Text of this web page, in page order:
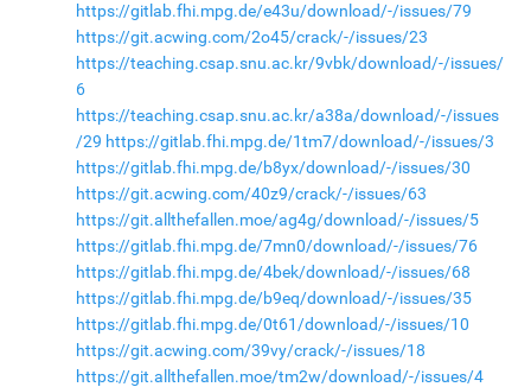
https://gitlab.fhi.mpg.de/e43u/download/-/issues/79
https://git.acwing.com/2o45/crack/-/issues/23
https://teaching.csap.snu.ac.kr/9vbk/download/-/issues/
6
https://teaching.csap.snu.ac.kr/a38a/download/-/issues
/29 https://gitlab.fhi.mpg.de/1tm7/download/-/issues/3
https://gitlab.fhi.mpg.de/b8yx/download/-/issues/30
https://git.acwing.com/40z9/crack/-/issues/63
https://git.allthefallen.moe/ag4g/download/-/issues/5
https://gitlab.fhi.mpg.de/7mn0/download/-/issues/76
https://gitlab.fhi.mpg.de/4bek/download/-/issues/68
https://gitlab.fhi.mpg.de/b9eq/download/-/issues/35
https://gitlab.fhi.mpg.de/0t61/download/-/issues/10
https://git.acwing.com/39vy/crack/-/issues/18
https://git.allthefallen.moe/tm2w/download/-/issues/4